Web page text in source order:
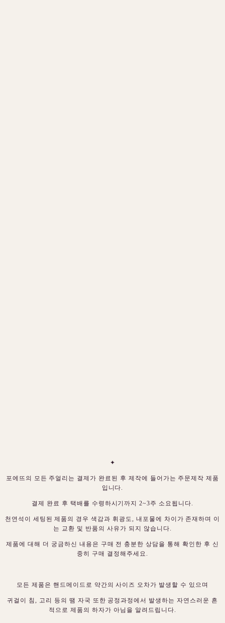
✦
포에뜨의 모든 주얼리는 결제가 완료된 후 제작에 들어가는 주문제작 제품
입니다.
결제 완료 후 택배를 수령하시기까지 2~3주 소요됩니다.
천연석이 세팅된 제품의 경우 색감과 휘광도, 내포물에 차이가 존재하며 이
는 교환 및 반품의 사유가 되지 않습니다.
제품에 대해 더 궁금하신 내용은 구매 전 충분한 상담을 통해 확인한 후 신
중히 구매 결정해주세요.
모든 제품은 핸드메이드로 약간의 사이즈 오차가 발생할 수 있으며
귀걸이 침, 고리 등의 땜 자국 또한 공정과정에서 발생하는 자연스러운 흔
적으로 제품의 하자가 아님을 알려드립니다.